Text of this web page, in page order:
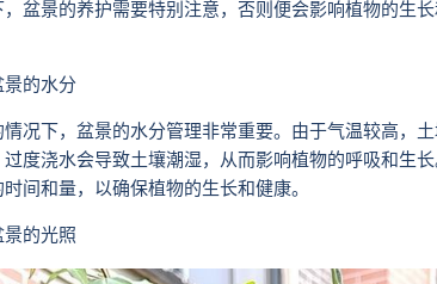
，盆景的养护需要特别注意，否则便会影响植物的生
景的水分
况下，盆景的水分管理非常重要。由于气温较高，
度浇水会导致土壤潮湿，从而影响植物的呼吸和生
间和量，以确保植物的生长和健康。
景的光照